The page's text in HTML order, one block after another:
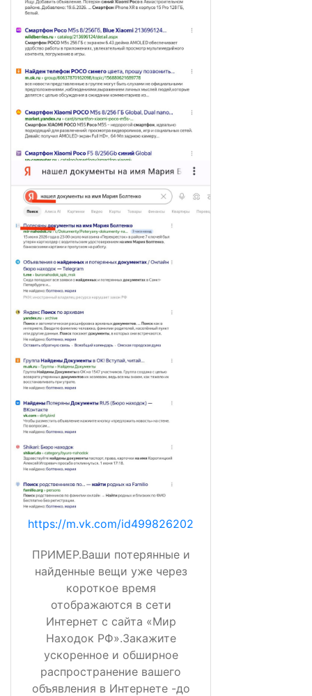
https://m.vk.com/id499826202
ПРИМЕР.Ваши потерянные и
найденные вещи уже через
короткое время
отображаются в сети
Интернет с сайта «Мир
Находок РФ».Закажите
ускоренное и обширное
распространение вашего
объявления в Интернете -до